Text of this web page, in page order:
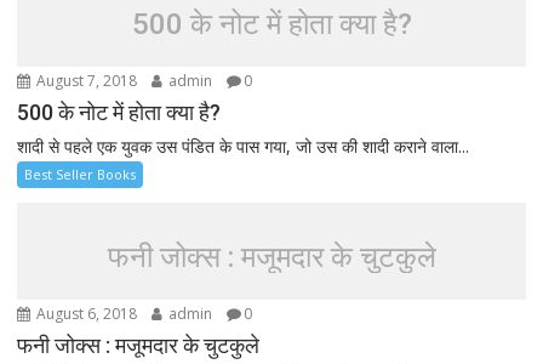
500 के नोट में होता क्या है?
August 7, 2018 admin 0
500 के नोट में होता क्या है?
शादी से पहले एक युवक उस पंडित के पास गया, जो उस की शादी कराने वाला...
Best Seller Books
फनी जोक्स : मजूमदार के चुटकुले
August 6, 2018 admin 0
फनी जोक्स : मजूमदार के चुटकुले